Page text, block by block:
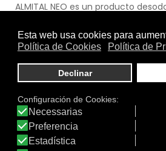
ALMITAL NEO es un producto
sudoración excesiva, como del
a dicha sudoración.
Ver producto
DATOS IDERMO